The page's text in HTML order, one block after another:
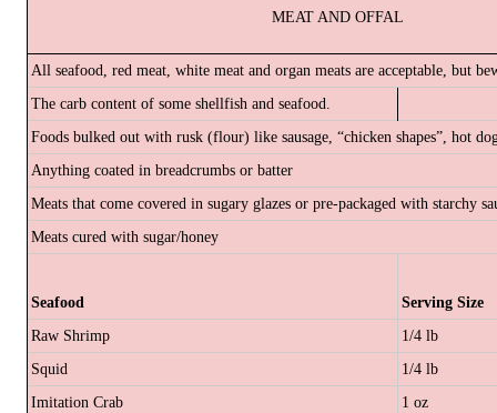
MEAT AND OFFAL
All seafood, red meat, white meat and organ meats are acceptable, but
The carb content of some shellfish and seafood.
Foods bulked out with rusk (flour) like sausage, “chicken shapes”, hot
Anything coated in breadcrumbs or batter
Meats that come covered in sugary glazes or pre-packaged with starchy
Meats cured with sugar/honey
Seafood
Serving Size
Raw Shrimp
1/4 lb
Squid
1/4 lb
Imitation Crab
1 oz